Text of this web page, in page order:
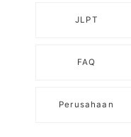
JLPT
FAQ
Perusahaan